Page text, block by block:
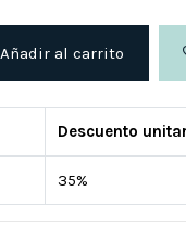
Añadir al carrito
Descuento
35%